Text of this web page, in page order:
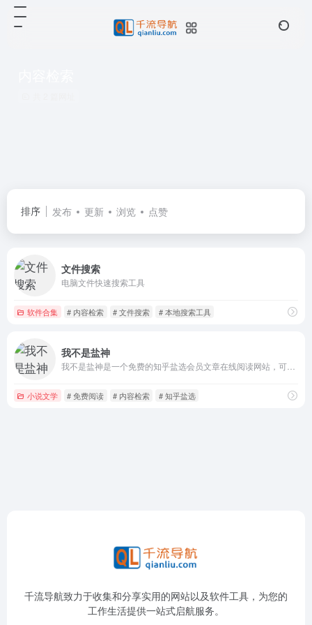
排序 发布 更新 浏览 点赞
文件搜索
电脑文件快速搜索工具
软件合集 # 内容检索 # 文件搜索 # 本地搜索工具
我不是盐神
小说文学 # 免费阅读 # 内容检索 # 知乎盐选
千流导航致力于收集和分享实用的网站以及软件工具，为您的
工作生活提供一站式启航服务。